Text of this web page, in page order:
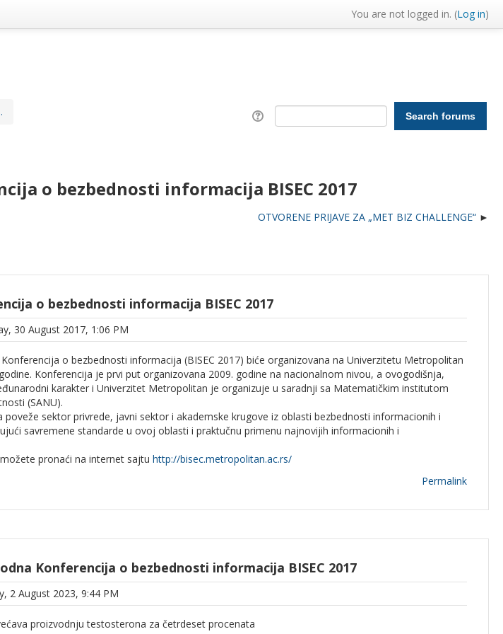
You are not logged in. (Log in)
o bezbednosti informacija BISEC 2017
OTVORENE PRIJAVE ZA „MET BIZ CHALLENGE“
o bezbednosti informacija BISEC 2017
30 August 2017, 1:06 PM
o bezbednosti informacija (BISEC 2017) biće organizovana na Univerzitetu Metropolitan
Konferencija je prvi put organizovana 2009. godine na nacionalnom nivou, a ovogodišnja,
karakter i Univerzitet Metropolitan je organizuje u saradnji sa Matematičkim institutom
(SANU).
poveže sektor privrede, javni sektor i akademske krugove iz oblasti bezbednosti informacionih i
savremene standarde u ovoj oblasti i praktučnu primenu najnovijih informacionih i
pronaći na internet sajtuhttp://bisec.metropolitan.ac.rs/
Permalink
Konferencija o bezbednosti informacija BISEC 2017
2 August 2023, 9:44 PM
proizvodnju testosterona za četrdeset procenata